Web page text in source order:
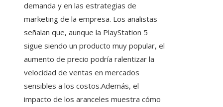
demanda y en las estrategias de
marketing de la empresa. Los analistas
señalan que, aunque la PlayStation 5
sigue siendo un producto muy popular, el
aumento de precio podría ralentizar la
velocidad de ventas en mercados
sensibles a los costos.Además, el
impacto de los aranceles muestra cómo